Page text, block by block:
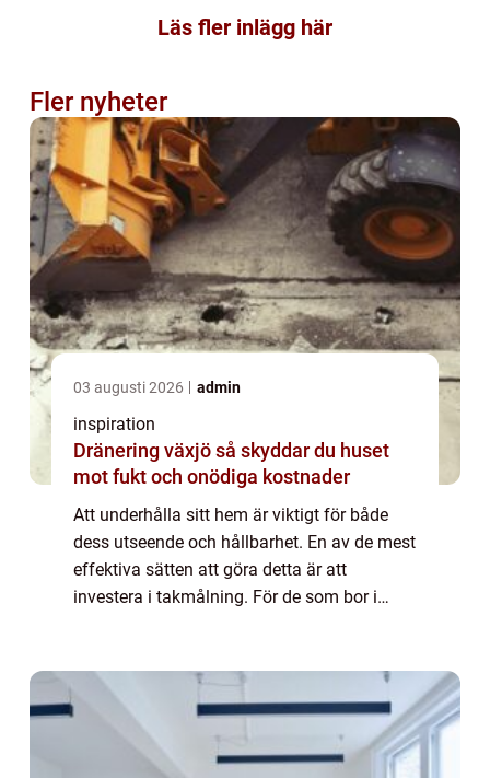
Läs fler inlägg här
Fler nyheter
03 augusti 2026 admin
inspiration
Dränering växjö så skyddar du huset
mot fukt och onödiga kostnader
Att underhålla sitt hem är viktigt för både
dess utseende och hållbarhet. En av de mest
effektiva sätten att göra detta är att
investera i takmålning. För de som bor i